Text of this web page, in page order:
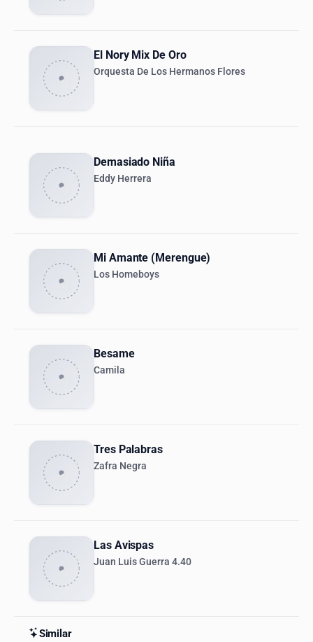
El Nory Mix De Oro
Orquesta De Los Hermanos Flores
Demasiado Niña
Eddy Herrera
Mi Amante (Merengue)
Los Homeboys
Besame
Camila
Tres Palabras
Zafra Negra
Las Avispas
Juan Luis Guerra 4.40
Similar